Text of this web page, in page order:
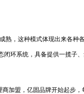
熟，这种模式体现出来各种
环系统，具备提供一揽子
商加盟，亿固品牌开始起步